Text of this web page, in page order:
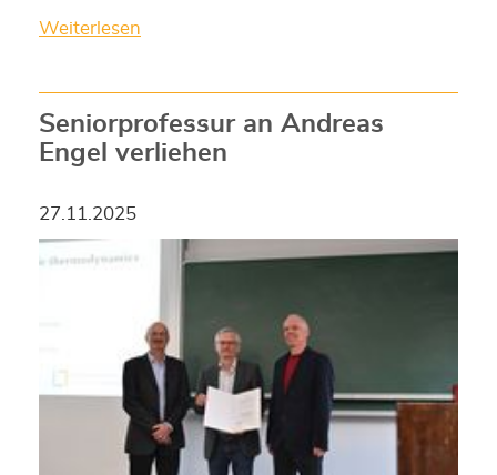
Weiterlesen
Seniorprofessur an Andreas
Engel verliehen
27.11.2025